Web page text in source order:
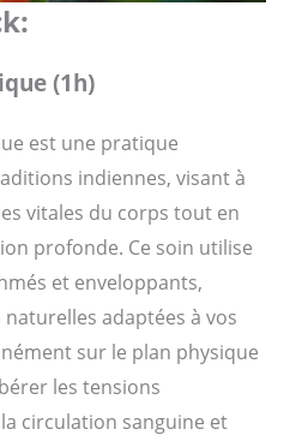
(1h)
est une pratique
indiennes, visant à
vitales du corps tout en
profonde. Ce soin utilise
et enveloppants,
adaptées à vos
sur le plan physique
les tensions
circulation sanguine et